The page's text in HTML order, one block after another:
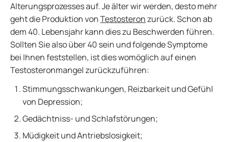
Alterungsprozesses auf. Je älter wir werden, desto mehr
geht die Produktion vonTestosteronzurück. Schon ab
dem 40. Lebensjahr kann dies zu Beschwerden führen.
Sollten Sie also über 40 sein und folgende Symptome
bei Ihnen feststellen, ist dies womöglich auf einen
Testosteronmangel zurückzuführen:
Stimmungsschwankungen, Reizbarkeit und Gefühl
von Depression;
Gedächtniss- und Schlafstörungen;
Müdigkeit und Antriebslosigkeit;